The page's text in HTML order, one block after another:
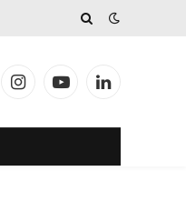
InstagramYouTubeLinkedIn